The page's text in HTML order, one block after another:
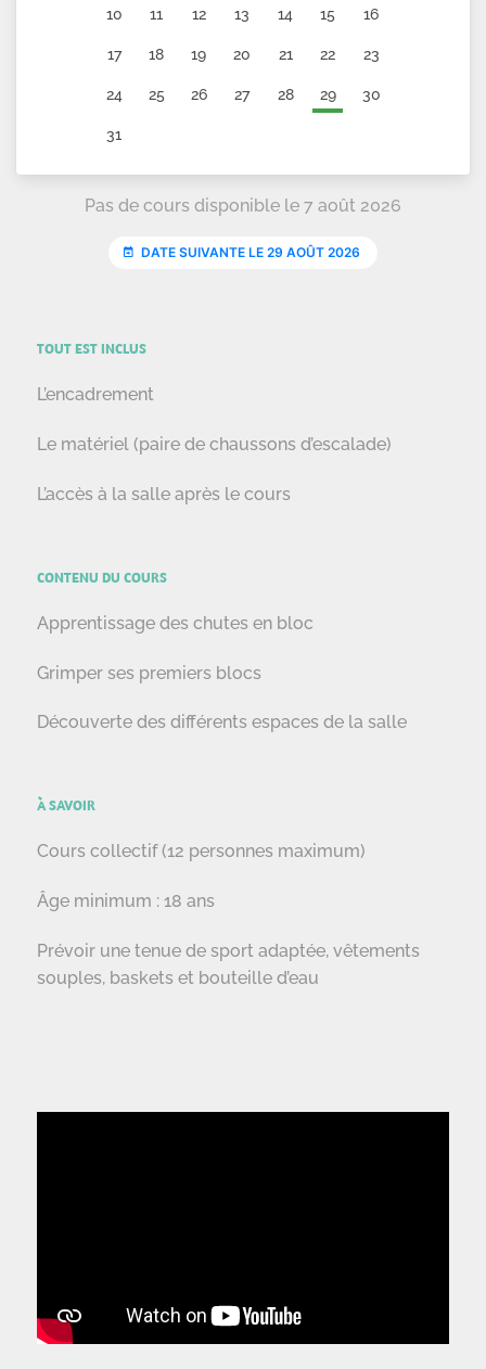
TOUT EST INCLUS
L’encadrement
Le matériel (paire de chaussons d’escalade)
L’accès à la salle après le cours
CONTENU DU COURS
Apprentissage des chutes en bloc
Grimper ses premiers blocs
Découverte des différents espaces de la salle
À SAVOIR
Cours collectif (12 personnes maximum)
Âge minimum : 18 ans
Prévoir une tenue de sport adaptée, vêtements
souples, baskets et bouteille d’eau